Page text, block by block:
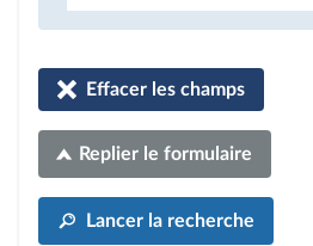
Effacer les champs
Replier le formulaire
Lancer la recherche